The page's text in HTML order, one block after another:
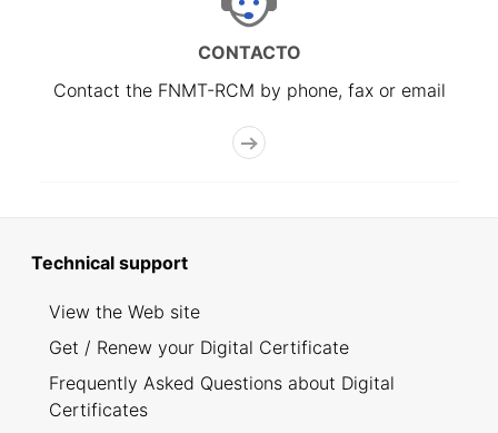
CONTACTO
Contact the FNMT-RCM by phone, fax or email
Technical support
View the Web site
Get / Renew your Digital Certificate
Frequently Asked Questions about Digital
Certificates